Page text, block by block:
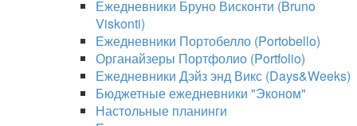
Ежедневники Бруно Висконти (Bruno
Viskonti)
Ежедневники Портобелло (Portobello)
Органайзеры Портфолио (Portfolio)
Ежедневники Дэйз энд Викс (Days&Weeks)
Бюджетные ежедневники "Эконом"
Настольные планинги